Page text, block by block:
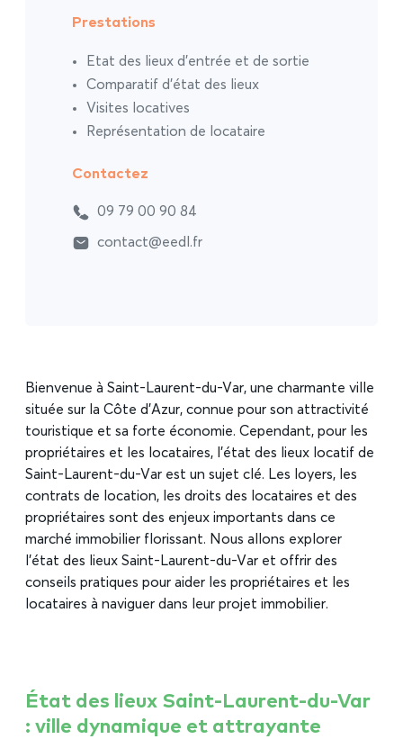
Bienvenue à Saint-Laurent-du-Var, une charmante ville
située sur la Côte d’Azur, connue pour son attractivité
touristique et sa forte économie. Cependant, pour les
propriétaires et les locataires, l’état des lieux locatif de
Saint-Laurent-du-Var est un sujet clé. Les loyers, les
contrats de location, les droits des locataires et des
propriétaires sont des enjeux importants dans ce
marché immobilier florissant. Nous allons explorer
l’état des lieux Saint-Laurent-du-Var et offrir des
conseils pratiques pour aider les propriétaires et les
locataires à naviguer dans leur projet immobilier.
État des lieux Saint-Laurent-du-Var
: ville dynamique et attrayante
Prestations
Etat des lieux d’entrée et de sortie
Comparatif d’état des lieux
Visites locatives
Représentation de locataire
Contactez
09 79 00 90 84
contact@eedl.fr